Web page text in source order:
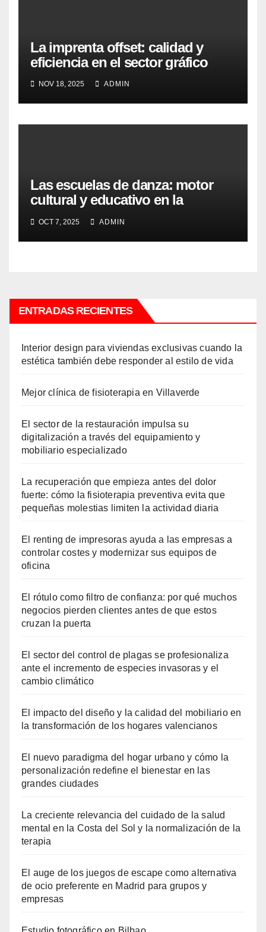
La imprenta offset: calidad y
eficiencia en el sector gráfico
NOV 18, 2025 ADMIN
Las escuelas de danza: motor
cultural y educativo en la
OCT 7, 2025 ADMIN
ENTRADAS RECIENTES
Interior design para viviendas exclusivas cuando la
estética también debe responder al estilo de vida
Mejor clínica de fisioterapia en Villaverde
El sector de la restauración impulsa su
digitalización a través del equipamiento y
mobiliario especializado
La recuperación que empieza antes del dolor
fuerte: cómo la fisioterapia preventiva evita que
pequeñas molestias limiten la actividad diaria
El renting de impresoras ayuda a las empresas a
controlar costes y modernizar sus equipos de
oficina
El rótulo como filtro de confianza: por qué muchos
negocios pierden clientes antes de que estos
cruzan la puerta
El sector del control de plagas se profesionaliza
ante el incremento de especies invasoras y el
cambio climático
El impacto del diseño y la calidad del mobiliario en
la transformación de los hogares valencianos
El nuevo paradigma del hogar urbano y cómo la
personalización redefine el bienestar en las
grandes ciudades
La creciente relevancia del cuidado de la salud
mental en la Costa del Sol y la normalización de la
terapia
El auge de los juegos de escape como alternativa
de ocio preferente en Madrid para grupos y
empresas